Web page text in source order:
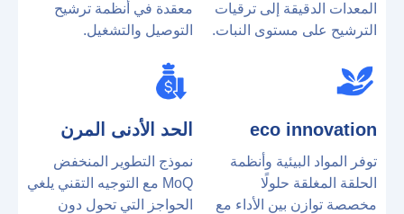
المعدات الدقيقة إلى ترقيات
الترشيح على مستوى النبات.
معقدة في أنظمة ترشيح
التوصيل والتشغيل.
eco innovation
توفر المواد البيئية وأنظمة
الحلقة المغلقة حلولًا
مخصصة توازن بين الأداء مع
الحد الأدنى المرن
نموذج التطوير المنخفض
MoQ مع ​​التوجيه التقني يلغي
الحواجز التي تحول دون